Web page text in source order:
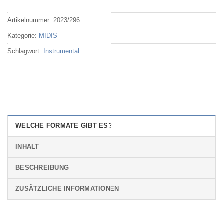
Artikelnummer: 2023/296
Kategorie: MIDIS
Schlagwort: Instrumental
WELCHE FORMATE GIBT ES?
INHALT
BESCHREIBUNG
ZUSÄTZLICHE INFORMATIONEN